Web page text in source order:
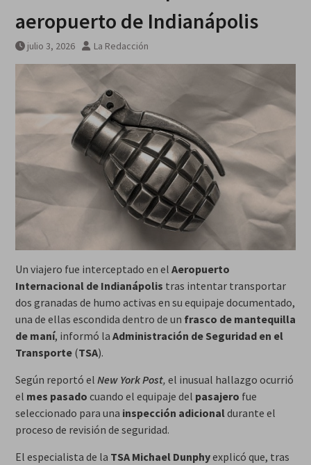
agosto
aeropuerto de Indianápolis
julio 3, 2026 La Redacción
Un viajero fue interceptado en el Aeropuerto
Internacional de Indianápolis tras intentar transportar
dos granadas de humo activas en su equipaje documentado,
una de ellas escondida dentro de un frasco de mantequilla
de maní, informó la Administración de Seguridad en el
Transporte(TSA).
Según reportó el New York Post, el inusual hallazgo ocurrió
el mes pasado cuando el equipaje del pasajero fue
seleccionado para una inspección adicionaldurante el
proceso de revisión de seguridad.
El especialista de la TSA Michael Dunphyexplicó que, tras